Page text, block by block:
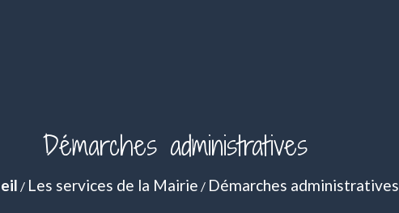
Démarches administratives
/ Les services de la Mairie / Démarches administratives